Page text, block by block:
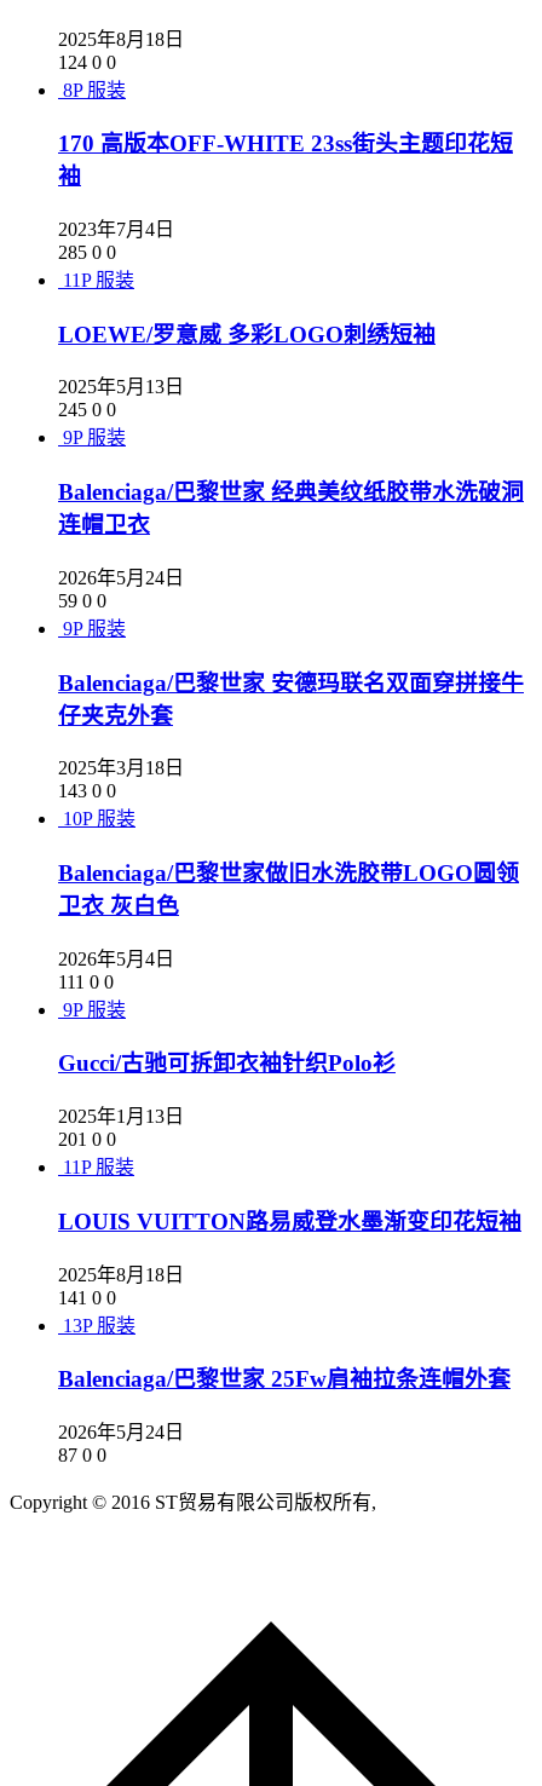
2025年8月18日
124 0 0
8P 服装
170 高版本OFF-WHITE 23ss街头主题印花短
袖
2023年7月4日
285 0 0
11P 服装
LOEWE/罗意威 多彩LOGO刺绣短袖
2025年5月13日
245 0 0
9P 服装
Balenciaga/巴黎世家 经典美纹纸胶带水洗破洞
连帽卫衣
2026年5月24日
59 0 0
9P 服装
Balenciaga/巴黎世家 安德玛联名双面穿拼接牛
仔夹克外套
2025年3月18日
143 0 0
10P 服装
Balenciaga/巴黎世家做旧水洗胶带LOGO圆领
卫衣 灰白色
2026年5月4日
111 0 0
9P 服装
Gucci/古驰可拆卸衣袖针织Polo衫
2025年1月13日
201 0 0
11P 服装
LOUIS VUITTON路易威登水墨渐变印花短袖
2025年8月18日
141 0 0
13P 服装
Balenciaga/巴黎世家 25Fw肩袖拉条连帽外套
2026年5月24日
87 0 0
Copyright © 2016 ST贸易有限公司版权所有,